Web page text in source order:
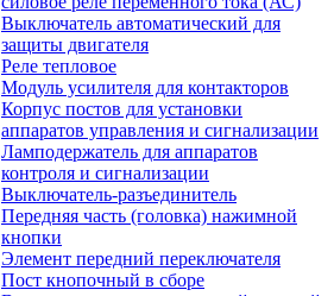
Выключатель автоматический для
защиты двигателя
Реле тепловое
Модуль усилителя для контакторов
Корпус постов для установки
аппаратов управления и сигнализации
Ламподержатель для аппаратов
контроля и сигнализации
Выключатель-разъединитель
Передняя часть (головка) нажимной
кнопки
Элемент передний переключателя
Пост кнопочный в сборе